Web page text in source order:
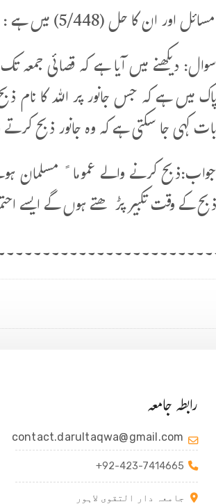
ان کا حل (5/448) میں ہے :
سوال: دیکھنے میں آیا ہے کہ قصائی
پاک میں ہے کہ جس جانور پر اللہ کا
بات کہی جا سکتی ہے کہ وہ جانور ذبح
جواب:ذبح کرنے والے عموما ً مسلمان
ذبح کے وقت تکبیر پڑھتے ہوں گے ایسے
رابطہ جامعہ
contact.darultaqwa@gmail.com
+92-423-7414665
جامعہ دار التقوی لاہور